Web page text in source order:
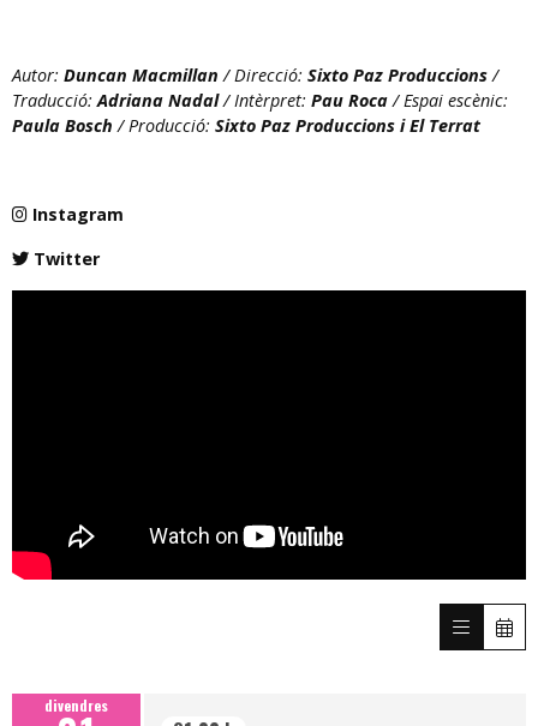
Autor: Duncan Macmillan / Direcció: Sixto Paz Produccions/
Traducció:Adriana Nadal/ Intèrpret: Pau Roca/ Espai escènic:
Paula Bosch / Producció: Sixto Paz Produccions i El Terrat
Instagram
Twitter
divendres